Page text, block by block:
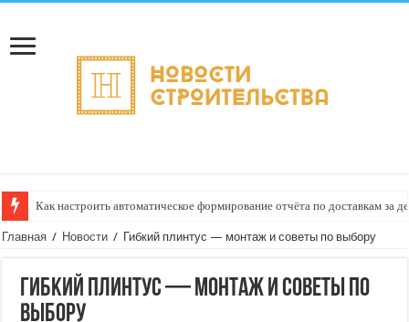
Как настроить автоматическое формирование отчёта по доставкам за
Доставка отправлений с услугой «регистрация номера акта
Главная / Новости / Гибкий плинтус — монтаж и советы по выбору
Гибкий плинтус — монтаж и советы по
выбору